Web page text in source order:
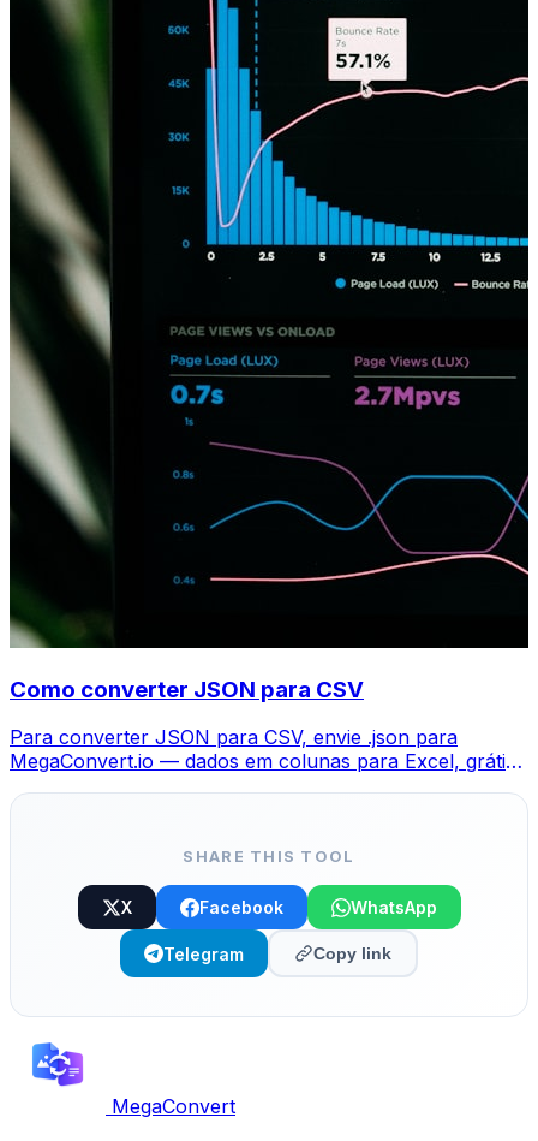
Como converter JSON para CSV
Para converter JSON para CSV, envie .json para
MegaConvert.io — dados em colunas para Excel, grátis,
SHARE THIS TOOL
X Facebook WhatsApp
Telegram Copy link
MegaConvert